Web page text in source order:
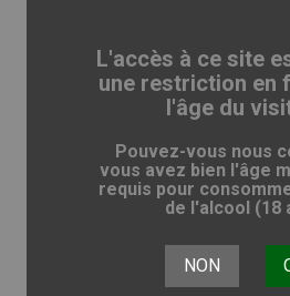
L'accès à ce site
une restriction en
l'âge du
Pouvez-vous nous
vous avez bien l'âge
requis pour
de l'alcool (18
NON